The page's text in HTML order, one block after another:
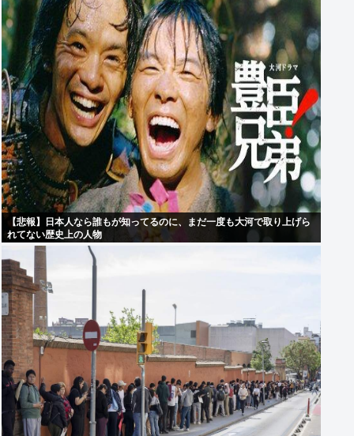
【悲報】日本人なら誰もが知ってるのに、まだ一度も大河で取り上げら
れてない歴史上の人物